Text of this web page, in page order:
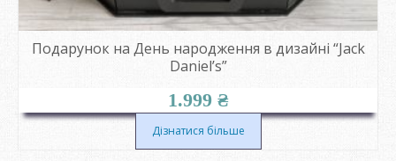
Подарунок на День народження в дизайні “Jack
Daniel’s”
1.999 ₴
Дізнатися більше